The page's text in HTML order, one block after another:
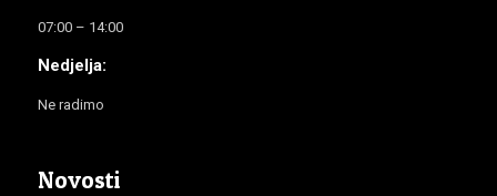
07:00 – 14:00
Nedjelja:
Ne radimo
Novosti